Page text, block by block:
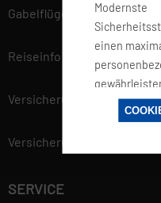
Modernste
einen
unserer
Gabelflüge
Reiseinfo
Versicherung
Versicherungsvertrag
SERVICE